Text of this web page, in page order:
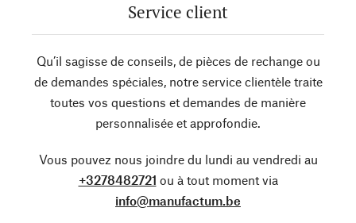
Service client
Qu’il sagisse de conseils, de pièces de rechange ou
de demandes spéciales, notre service clientèle traite
toutes vos questions et demandes de manière
personnalisée et approfondie.
Vous pouvez nous joindre du lundi au vendredi au
+3278482721 ou à tout moment via
info@manufactum.be